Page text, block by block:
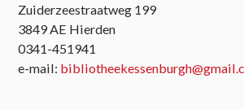
Zuiderzeestraatweg 199
3849 AE Hierden
0341-451941
e-mail: